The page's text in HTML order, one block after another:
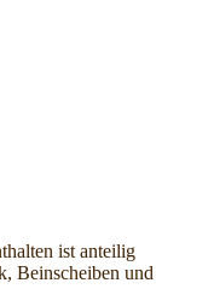
ist anteilig
Beinscheiben und